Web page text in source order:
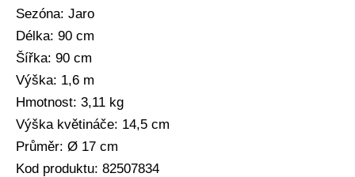
Sezóna: Jaro
Délka: 90 cm
Šířka: 90 cm
Výška: 1,6 m
Hmotnost: 3,11 kg
Výška květináče: 14,5 cm
Průměr: Ø 17 cm
Kod produktu: 82507834